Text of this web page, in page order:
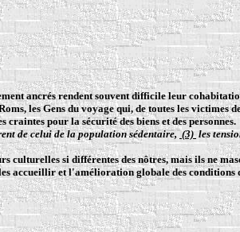
ancrés rendent souvent difficile leur
les Gens du voyage qui, de toutes les
pour la sécurité des biens et des personnes.
de celui de la population sédentaire, (3) les
culturelles si différentes des nôtres, mais ils ne
et l'amélioration globale des conditions